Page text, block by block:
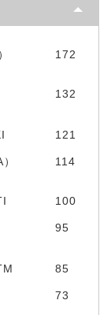
172
132
121
114
100
95
85
73